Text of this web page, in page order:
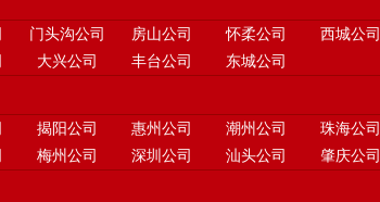
门头沟公司 房山公司 怀柔公司 西城公司
大兴公司 丰台公司 东城公司
揭阳公司 惠州公司 潮州公司 珠海公司
梅州公司 深圳公司 汕头公司 肇庆公司